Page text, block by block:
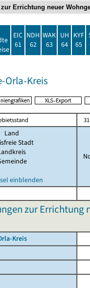
EIC
61
NDH
62
WAK
63
UH
64
KYF
65
Orla-Kreis
Land
Stadt
einblenden
zur
Kreis